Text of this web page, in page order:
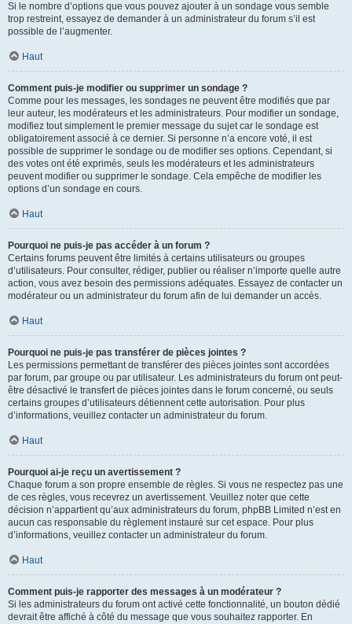
Si le nombre d’options que vous pouvez ajouter à un sondage vous semble
trop restreint, essayez de demander à un administrateur du forum s’il est
possible de l’augmenter.
Haut
Comment puis-je modifier ou supprimer un sondage ?
Comme pour les messages, les sondages ne peuvent être modifiés que par
leur auteur, les modérateurs et les administrateurs. Pour modifier un sondage,
modifiez tout simplement le premier message du sujet car le sondage est
obligatoirement associé à ce dernier. Si personne n’a encore voté, il est
possible de supprimer le sondage ou de modifier ses options. Cependant, si
des votes ont été exprimés, seuls les modérateurs et les administrateurs
peuvent modifier ou supprimer le sondage. Cela empêche de modifier les
options d’un sondage en cours.
Haut
Pourquoi ne puis-je pas accéder à un forum ?
Certains forums peuvent être limités à certains utilisateurs ou groupes
d’utilisateurs. Pour consulter, rédiger, publier ou réaliser n’importe quelle autre
action, vous avez besoin des permissions adéquates. Essayez de contacter un
modérateur ou un administrateur du forum afin de lui demander un accès.
Haut
Pourquoi ne puis-je pas transférer de pièces jointes ?
Les permissions permettant de transférer des pièces jointes sont accordées
par forum, par groupe ou par utilisateur. Les administrateurs du forum ont peut-
être désactivé le transfert de pièces jointes dans le forum concerné, ou seuls
certains groupes d’utilisateurs détiennent cette autorisation. Pour plus
d’informations, veuillez contacter un administrateur du forum.
Haut
Pourquoi ai-je reçu un avertissement ?
Chaque forum a son propre ensemble de règles. Si vous ne respectez pas une
de ces règles, vous recevrez un avertissement. Veuillez noter que cette
décision n’appartient qu’aux administrateurs du forum, phpBB Limited n’est en
aucun cas responsable du règlement instauré sur cet espace. Pour plus
d’informations, veuillez contacter un administrateur du forum.
Haut
Comment puis-je rapporter des messages à un modérateur ?
Si les administrateurs du forum ont activé cette fonctionnalité, un bouton dédié
devrait être affiché à côté du message que vous souhaitez rapporter. En